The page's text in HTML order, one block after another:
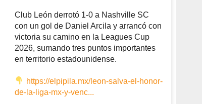
Club León derrotó 1-0 a Nashville SC
con un gol de Daniel Arcila y arrancó con
victoria su camino en la Leagues Cup
2026, sumando tres puntos importantes
en territorio estadounidense.
https://elpipila.mx/leon-salva-el-honor-
de-la-liga-mx-y-venc...